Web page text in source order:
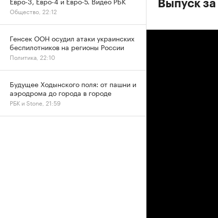
Выпуск
Общество, 22:12
Генсек ООН осудил атаки украинских
беспилотников на регионы России
Политика, 22:10
Будущее Ходынского поля: от пашни и
аэродрома до города в городе
РБК и Stone, 21:59